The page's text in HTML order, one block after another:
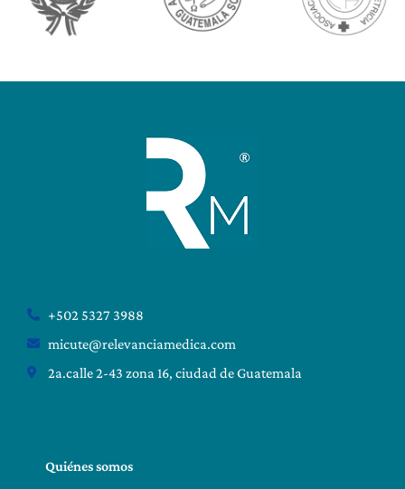
+502 5327 3988
micute@relevanciamedica.com
2a.calle 2-43 zona 16, ciudad de Guatemala
Quiénes somos